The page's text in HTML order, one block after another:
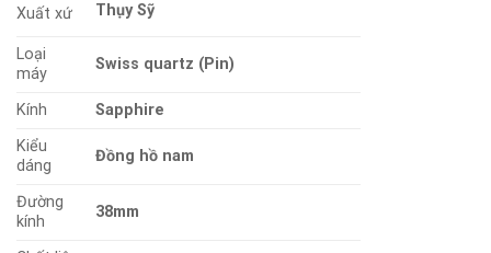
Xuất xứ Thụy Sỹ
Loại
máy
Swiss quartz (Pin)
Kính
Sapphire
Kiểu
dáng
Đồng hồ nam
Đường
kính
38mm